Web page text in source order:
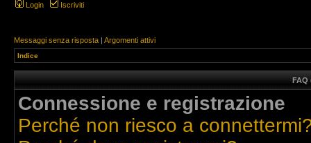
Login Iscriviti
Messaggi senza risposta | Argomenti attivi
Indice
FAQ
Connessione e registrazione
Perché non riesco a